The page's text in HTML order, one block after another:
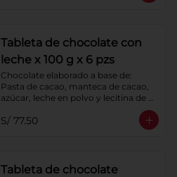
Tableta de chocolate con
leche x 100 g x 6 pzs
Chocolate elaborado a base de:
Pasta de cacao, manteca de cacao,
azúcar, leche en polvo y lecitina de
S/ 77.50
Tableta de chocolate